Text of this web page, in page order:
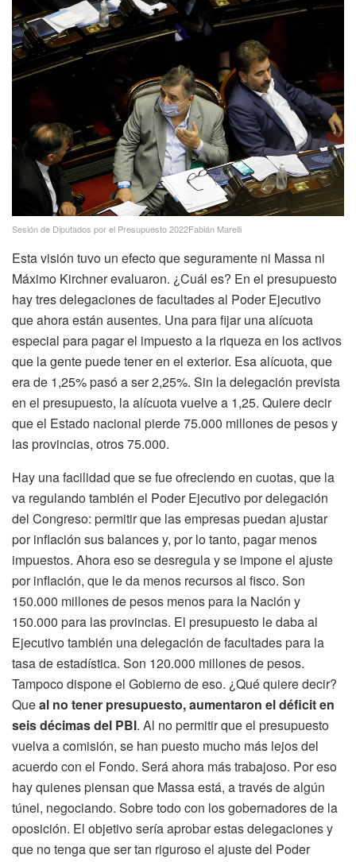
Sesión de Diputados por el Presupuesto 2022Fabián Marelli
Esta visión tuvo un efecto que seguramente ni Massa ni
Máximo Kirchner evaluaron. ¿Cuál es? En el presupuesto
hay tres delegaciones de facultades al Poder Ejecutivo
que ahora están ausentes. Una para fijar una alícuota
especial para pagar el impuesto a la riqueza en los activos
que la gente puede tener en el exterior. Esa alícuota, que
era de 1,25% pasó a ser 2,25%. Sin la delegación prevista
en el presupuesto, la alícuota vuelve a 1,25. Quiere decir
que el Estado nacional pierde 75.000 millones de pesos y
las provincias, otros 75.000.
Hay una facilidad que se fue ofreciendo en cuotas, que la
va regulando también el Poder Ejecutivo por delegación
del Congreso: permitir que las empresas puedan ajustar
por inflación sus balances y, por lo tanto, pagar menos
impuestos. Ahora eso se desregula y se impone el ajuste
por inflación, que le da menos recursos al fisco. Son
150.000 millones de pesos menos para la Nación y
150.000 para las provincias. El presupuesto le daba al
Ejecutivo también una delegación de facultades para la
tasa de estadística. Son 120.000 millones de pesos.
Tampoco dispone el Gobierno de eso. ¿Qué quiere decir?
Queal no tener presupuesto, aumentaron el déficit en
seis décimas del PBI. Al no permitir que el presupuesto
vuelva a comisión, se han puesto mucho más lejos del
acuerdo con el Fondo. Será ahora más trabajoso. Por eso
hay quienes piensan que Massa está, a través de algún
túnel, negociando. Sobre todo con los gobernadores de la
oposición. El objetivo sería aprobar estas delegaciones y
que no tenga que ser tan riguroso el ajuste del Poder